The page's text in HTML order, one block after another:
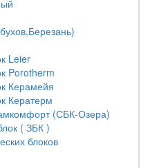
Leier
Porotherm
Керамейя
Кератерм
(СБК-Озера)
( ЗБК )
блоков